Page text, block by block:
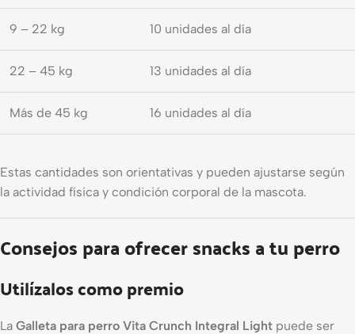
9 – 22 kg 10 unidades al día
22 – 45 kg 13 unidades al día
Más de 45 kg 16 unidades al día
Estas cantidades son orientativas y pueden ajustarse según
la actividad física y condición corporal de la mascota.
Consejos para ofrecer snacks a tu perro
Utilízalos como premio
La Galleta para perro Vita Crunch Integral Light puede ser